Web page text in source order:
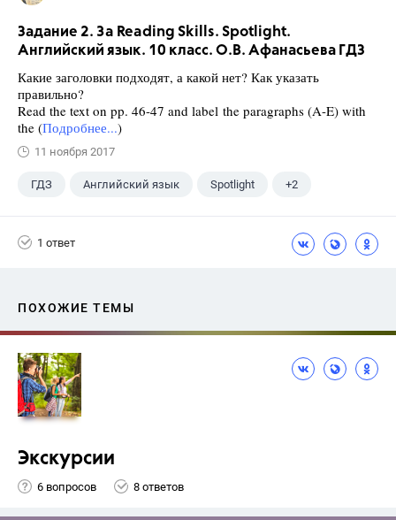
Задание 2. 3a Reading Skills. Spotlight.
Английский язык. 10 класс. О.В. Афанасьева ГДЗ
Какие заголовки подходят, а какой нет? Как указать
правильно?
Read the text on pp. 46-47 and label the paragraphs (A-E) with
the (Подробнее...)
11 ноября 2017
ГДЗ Английский язык Spotlight +2
1 ответ
ПОХОЖИЕ ТЕМЫ
Экскурсии
6 вопросов 8 ответов